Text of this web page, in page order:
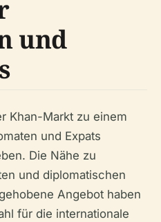
und
Khan-Markt zu einem
und Expats
Die Nähe zu
und diplomatischen
Angebot haben
für die internationale